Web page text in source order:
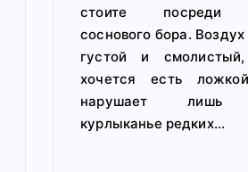
стоите посреди
соснового бора. Воздух
густой и
хочется есть
нарушает лишь
курлыканье редких…